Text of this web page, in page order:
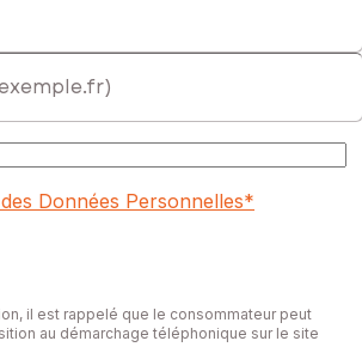
Données Personnelles*
il est rappelé que le consommateur peut
au démarchage téléphonique sur le site